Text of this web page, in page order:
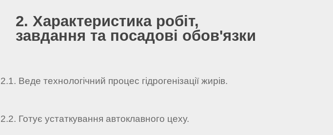
2. Характеристика робіт,
завдання та посадові обов'язки
2.1. Веде технологічний процес гідрогенізації жирів.
2.2. Готує устаткування автоклавного цеху.